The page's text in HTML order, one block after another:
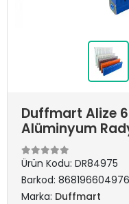
Duffmart Alize
Alüminyum
Ürün Kodu: DR84975
Barkod:
Marka: Duffmart